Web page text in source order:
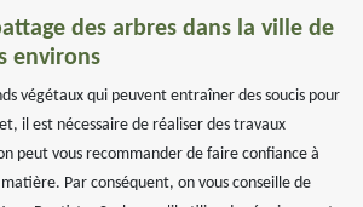
des arbres dans la ville de
environs
végétaux qui peuvent entraîner des soucis pour
il est nécessaire de réaliser des travaux
peut vous recommander de faire confiance à
Par conséquent, on vous conseille de